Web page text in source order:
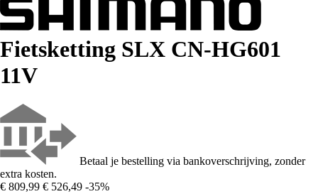
Fietsketting SLX CN-HG601
11V
Betaal je bestelling via bankoverschrijving, zonder
extra kosten.
€ 809,99 € 526,49 -35%